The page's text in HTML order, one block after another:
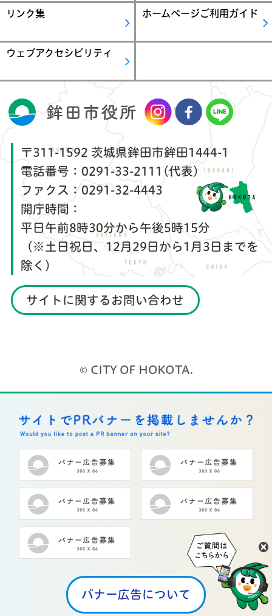
リンク集 ホームページご利用ガイド
ウェブアクセシビリティ
〒311-1592 茨城県鉾田市鉾田1444-1
電話番号： 0291-33-2111(代表)
ファクス： 0291-32-4443
開庁時間：
平日午前8時30分から午後5時15分
（※土日祝日、12月29日から1月3日までを
除く）
サイトに関するお問い合わせ
© CITY OF HOKOTA.
バナー広告について